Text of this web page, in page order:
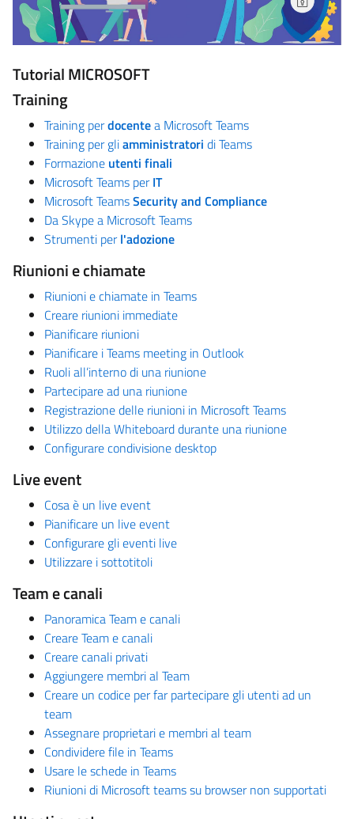
Tutorial MICROSOFT
Training
Training perdocentea Microsoft Teams
Training per gliamministratori di Teams
Formazione utenti finali
Microsoft Teams perIT
Microsoft TeamsSecurity and Compliance
Da Skype a Microsoft Teams
Strumenti perl'adozione
Riunioni e chiamate
Riunioni e chiamate in Teams
Creare riunioni immediate
Pianificare riunioni
Pianificare i Teams meeting in Outlook
Ruoli all’interno di una riunione
Partecipare ad una riunione
Registrazione delle riunioni in Microsoft Teams
Utilizzo della Whiteboard durante una riunione
Configurare condivisione desktop
Live event
Cosa è un live event
Pianificare un live event
Configurare gli eventi live
Utilizzare i sottotitoli
Team e canali
Panoramica Team e canali
Creare Team e canali
Creare canali privati
Aggiungere membri al Team
Creare un codice per far partecipare gli utenti ad un
team
Assegnare proprietari e membri al team
Condividere file in Teams
Usare le schede in Teams
Riunioni di Microsoft teams su browser non supportati